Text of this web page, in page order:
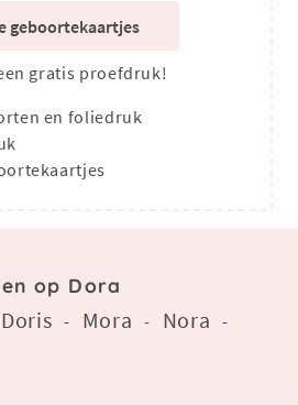
geboortekaartjes
gratis proefdruk!
en foliedruk
op Dora
Doris - Mora - Nora -